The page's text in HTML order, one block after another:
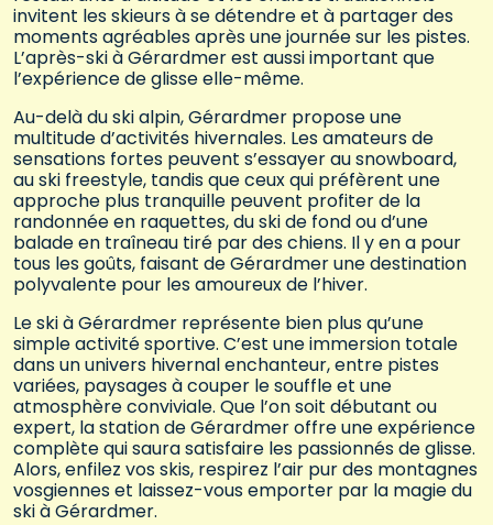
invitent les skieurs à se détendre et à partager des
moments agréables après une journée sur les pistes.
L’après-ski à Gérardmer est aussi important que
l’expérience de glisse elle-même.
Au-delà du ski alpin, Gérardmer propose une
multitude d’activités hivernales. Les amateurs de
sensations fortes peuvent s’essayer au snowboard,
au ski freestyle, tandis que ceux qui préfèrent une
approche plus tranquille peuvent profiter de la
randonnée en raquettes, du ski de fond ou d’une
balade en traîneau tiré par des chiens. Il y en a pour
tous les goûts, faisant de Gérardmer une destination
polyvalente pour les amoureux de l’hiver.
Le ski à Gérardmer représente bien plus qu’une
simple activité sportive. C’est une immersion totale
dans un univers hivernal enchanteur, entre pistes
variées, paysages à couper le souffle et une
atmosphère conviviale. Que l’on soit débutant ou
expert, la station de Gérardmer offre une expérience
complète qui saura satisfaire les passionnés de glisse.
Alors, enfilez vos skis, respirez l’air pur des montagnes
vosgiennes et laissez-vous emporter par la magie du
ski à Gérardmer.